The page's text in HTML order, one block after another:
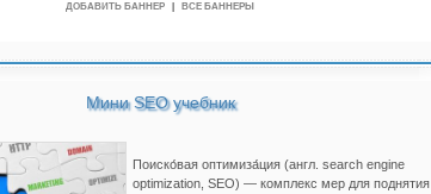
ДОБАВИТЬ БАННЕР ВСЕ БАННЕРЫ
Мини SEO учебник
Поиско́вая оптимиза́ция (англ. search engine
optimization, SEO) — комплекс мер для поднятия